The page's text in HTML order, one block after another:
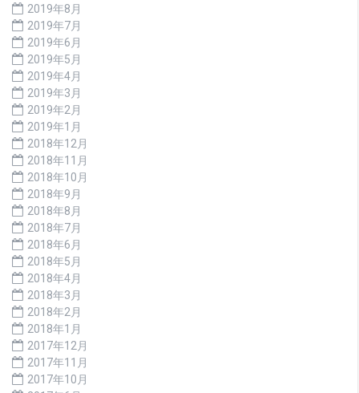
2019年8月
2019年7月
2019年6月
2019年5月
2019年4月
2019年3月
2019年2月
2019年1月
2018年12月
2018年11月
2018年10月
2018年9月
2018年8月
2018年7月
2018年6月
2018年5月
2018年4月
2018年3月
2018年2月
2018年1月
2017年12月
2017年11月
2017年10月